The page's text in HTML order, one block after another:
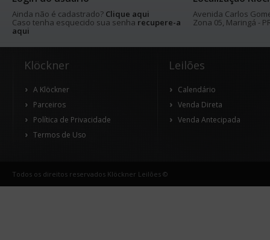
Ainda não é cadastrado? Clique aqui
Caso tenha esquecido sua senha recupere-a
aqui
Avenida Carlos
Zona 05, Maringá -
Klöckner
A Klöckner
Parceiros
Política de Privacidade
Termos de Uso
Leilões
Calendário
Venda Direta
Venda Antecipada
Todos os direitos reservados Klöckner Leilões ©